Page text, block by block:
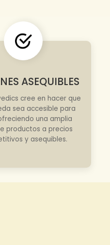
ASEQUIBLES
cree en hacer que
sea accesible para
una amplia
productos a precios
y asequibles.